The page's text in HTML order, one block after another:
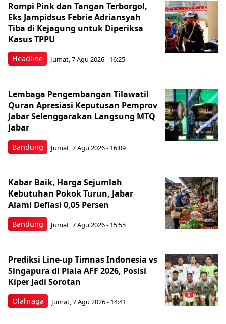
Headline
Rompi Pink dan Tangan Terborgol,
Eks Jampidsus Febrie Adriansyah
Tiba di Kejagung untuk Diperiksa
Kasus TPPU
Jumat, 7 Agu 2026 - 16:25
Bandung
Lembaga Pengembangan Tilawatil
Quran Apresiasi Keputusan Pemprov
Jabar Selenggarakan Langsung MTQ
Jabar
Jumat, 7 Agu 2026 - 16:09
Bandung
Kabar Baik, Harga Sejumlah
Kebutuhan Pokok Turun, Jabar
Alami Deflasi 0,05 Persen
Jumat, 7 Agu 2026 - 15:55
Olahraga
Prediksi Line-up Timnas Indonesia vs
Singapura di Piala AFF 2026, Posisi
Kiper Jadi Sorotan
Jumat, 7 Agu 2026 - 14:41